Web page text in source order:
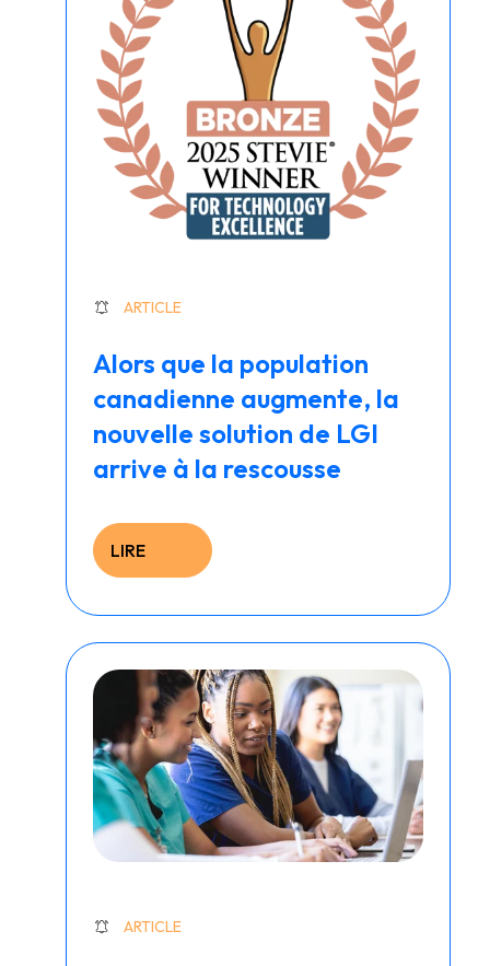
ARTICLE
Alors que la population
canadienne augmente, la
nouvelle solution de LGI
arrive à la rescousse
LIRE
ARTICLE